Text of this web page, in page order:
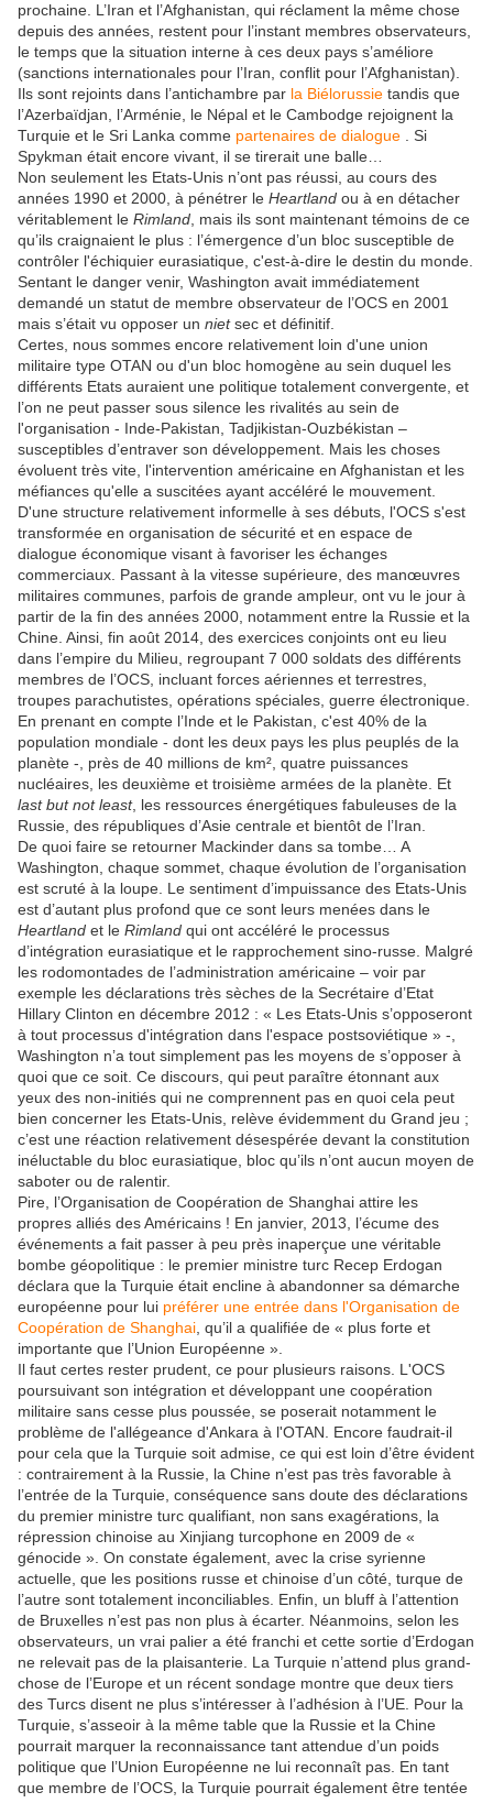
prochaine. L’Iran et l’Afghanistan, qui réclament la même chose
depuis des années, restent pour l’instant membres observateurs,
le temps que la situation interne à ces deux pays s’améliore
(sanctions internationales pour l’Iran, conflit pour l’Afghanistan).
Ils sont rejoints dans l’antichambre par la Biélorussie tandis que
l’Azerbaïdjan, l’Arménie, le Népal et le Cambodge rejoignent la
Turquie et le Sri Lanka comme partenaires de dialogue
. Si
Spykman était encore vivant, il se tirerait une balle…
Non seulement les Etats-Unis n’ont pas réussi, au cours des
années 1990 et 2000, à pénétrer le Heartland ou à en détacher
véritablement le Rimland , mais ils sont maintenant témoins de ce
qu’ils craignaient le plus : l’émergence d’un bloc susceptible de
contrôler l'échiquier eurasiatique, c'est-à-dire le destin du monde.
Sentant le danger venir, Washington avait immédiatement
demandé un statut de membre observateur de l’OCS en 2001
mais s’était vu opposer un nietsec et définitif.
Certes, nous sommes encore relativement loin d'une union
militaire type OTAN ou d'un bloc homogène au sein duquel les
différents Etats auraient une politique totalement convergente, et
l’on ne peut passer sous silence les rivalités au sein de
l'organisation - Inde-Pakistan, Tadjikistan-Ouzbékistan –
susceptibles d’entraver son développement. Mais les choses
évoluent très vite, l'intervention américaine en Afghanistan et les
méfiances qu'elle a suscitées ayant accéléré le mouvement.
D'une structure relativement informelle à ses débuts, l'OCS s'est
transformée en organisation de sécurité et en espace de
dialogue économique visant à favoriser les échanges
commerciaux. Passant à la vitesse supérieure, des manœuvres
militaires communes, parfois de grande ampleur, ont vu le jour à
partir de la fin des années 2000, notamment entre la Russie et la
Chine. Ainsi, fin août 2014, des exercices conjoints ont eu lieu
dans l’empire du Milieu, regroupant 7 000 soldats des différents
membres de l’OCS, incluant forces aériennes et terrestres,
troupes parachutistes, opérations spéciales, guerre électronique.
En prenant en compte l’Inde et le Pakistan, c'est 40% de la
population mondiale - dont les deux pays les plus peuplés de la
planète -, près de 40 millions de km², quatre puissances
nucléaires, les deuxième et troisième armées de la planète. Et
last but not least, les ressources énergétiques fabuleuses de la
Russie, des républiques d’Asie centrale et bientôt de l’Iran.
De quoi faire se retourner Mackinder dans sa tombe… A
Washington, chaque sommet, chaque évolution de l’organisation
est scruté à la loupe. Le sentiment d’impuissance des Etats-Unis
est d’autant plus profond que ce sont leurs menées dans le
Heartland et le Rimland qui ont accéléré le processus
d’intégration eurasiatique et le rapprochement sino-russe. Malgré
les rodomontades de l’administration américaine – voir par
exemple les déclarations très sèches de la Secrétaire d’Etat
Hillary Clinton en décembre 2012 : « Les Etats-Unis s’opposeront
à tout processus d'intégration dans l'espace postsoviétique » -,
Washington n’a tout simplement pas les moyens de s’opposer à
quoi que ce soit. Ce discours, qui peut paraître étonnant aux
yeux des non-initiés qui ne comprennent pas en quoi cela peut
bien concerner les Etats-Unis, relève évidemment du Grand jeu ;
c’est une réaction relativement désespérée devant la constitution
inéluctable du bloc eurasiatique, bloc qu’ils n’ont aucun moyen de
saboter ou de ralentir.
Pire, l’Organisation de Coopération de Shanghai attire les
propres alliés des Américains ! En janvier, 2013, l’écume des
événements a fait passer à peu près inaperçue une véritable
bombe géopolitique : le premier ministre turc Recep Erdogan
déclara que la Turquie était encline à abandonner sa démarche
européenne pour lui préférer une entrée dans l'Organisation de
Coopération de Shanghai , qu’il a qualifiée de « plus forte et
importante que l’Union Européenne ».
Il faut certes rester prudent, ce pour plusieurs raisons. L'OCS
poursuivant son intégration et développant une coopération
militaire sans cesse plus poussée, se poserait notamment le
problème de l'allégeance d'Ankara à l'OTAN. Encore faudrait-il
pour cela que la Turquie soit admise, ce qui est loin d’être évident
: contrairement à la Russie, la Chine n’est pas très favorable à
l’entrée de la Turquie, conséquence sans doute des déclarations
du premier ministre turc qualifiant, non sans exagérations, la
répression chinoise au Xinjiang turcophone en 2009 de «
génocide ». On constate également, avec la crise syrienne
actuelle, que les positions russe et chinoise d’un côté, turque de
l’autre sont totalement inconciliables. Enfin, un bluff à l’attention
de Bruxelles n’est pas non plus à écarter. Néanmoins, selon les
observateurs, un vrai palier a été franchi et cette sortie d’Erdogan
ne relevait pas de la plaisanterie. La Turquie n’attend plus grand-
chose de l’Europe et un récent sondage montre que deux tiers
des Turcs disent ne plus s’intéresser à l’adhésion à l’UE. Pour la
Turquie, s’asseoir à la même table que la Russie et la Chine
pourrait marquer la reconnaissance tant attendue d’un poids
politique que l’Union Européenne ne lui reconnaît pas. En tant
que membre de l’OCS, la Turquie pourrait également être tentée